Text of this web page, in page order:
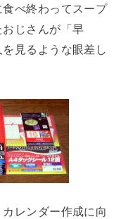
べ終わってスープ
じさんが「早
見るような眼差し
レンダー作成に向